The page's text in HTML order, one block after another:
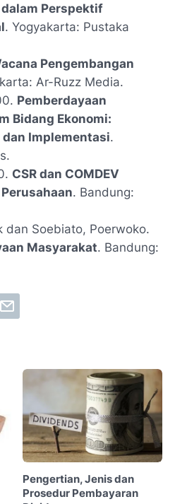
Perspektif
. Yogyakarta: Pustaka
Pengembangan
Ar-Ruzz Media.
Pemberdayaan
Bidang Ekonomi:
Implementasi.
CSR dan COMDEV
. Bandung:
dan Soebiato, Poerwoko.
Masyarakat. Bandung:
Pengertian, Jenis dan
Prosedur Pembayaran